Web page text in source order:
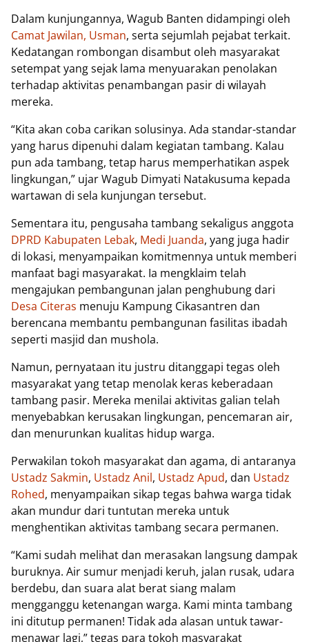
Dalam kunjungannya, Wagub Banten didampingi oleh
Camat Jawilan, Usman, serta sejumlah pejabat terkait.
Kedatangan rombongan disambut oleh masyarakat
setempat yang sejak lama menyuarakan penolakan
terhadap aktivitas penambangan pasir di wilayah
mereka.
“Kita akan coba carikan solusinya. Ada standar-standar
yang harus dipenuhi dalam kegiatan tambang. Kalau
pun ada tambang, tetap harus memperhatikan aspek
lingkungan,” ujar Wagub Dimyati Natakusuma kepada
wartawan di sela kunjungan tersebut.
Sementara itu, pengusaha tambang sekaligus anggota
DPRD Kabupaten Lebak, Medi Juanda, yang juga hadir
di lokasi, menyampaikan komitmennya untuk memberi
manfaat bagi masyarakat. Ia mengklaim telah
mengajukan pembangunan jalan penghubung dari
Desa Citeras menuju Kampung Cikasantren dan
berencana membantu pembangunan fasilitas ibadah
seperti masjid dan mushola.
Namun, pernyataan itu justru ditanggapi tegas oleh
masyarakat yang tetap menolak keras keberadaan
tambang pasir. Mereka menilai aktivitas galian telah
menyebabkan kerusakan lingkungan, pencemaran air,
dan menurunkan kualitas hidup warga.
Perwakilan tokoh masyarakat dan agama, di antaranya
Ustadz Sakmin, Ustadz Anil, Ustadz Apud, dan Ustadz
Rohed, menyampaikan sikap tegas bahwa warga tidak
akan mundur dari tuntutan mereka untuk
menghentikan aktivitas tambang secara permanen.
“Kami sudah melihat dan merasakan langsung dampak
buruknya. Air sumur menjadi keruh, jalan rusak, udara
berdebu, dan suara alat berat siang malam
mengganggu ketenangan warga. Kami minta tambang
ini ditutup permanen! Tidak ada alasan untuk tawar-
menawar lagi,” tegas para tokoh masyarakat